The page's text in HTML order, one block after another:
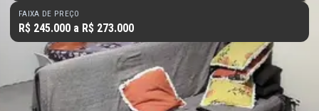
FAIXA DE PREÇO
R$ 245.000 a R$ 273.000